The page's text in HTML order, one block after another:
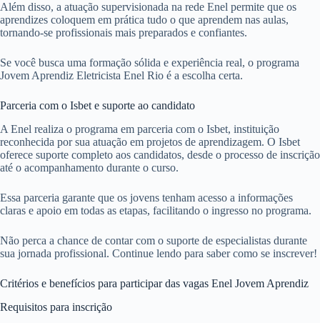
Além disso, a atuação supervisionada na rede Enel permite que os
aprendizes coloquem em prática tudo o que aprendem nas aulas,
tornando-se profissionais mais preparados e confiantes.
Se você busca uma formação sólida e experiência real, o programa
Jovem Aprendiz Eletricista Enel Rio é a escolha certa.
Parceria com o Isbet e suporte ao candidato
A Enel realiza o programa em parceria com o Isbet, instituição
reconhecida por sua atuação em projetos de aprendizagem. O Isbet
oferece suporte completo aos candidatos, desde o processo de inscrição
até o acompanhamento durante o curso.
Essa parceria garante que os jovens tenham acesso a informações
claras e apoio em todas as etapas, facilitando o ingresso no programa.
Não perca a chance de contar com o suporte de especialistas durante
sua jornada profissional. Continue lendo para saber como se inscrever!
Critérios e benefícios para participar das vagas Enel Jovem Aprendiz
Requisitos para inscrição